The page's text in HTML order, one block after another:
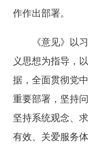
作作出部署。
《意见》以习
义思想为指导，
据，全面贯彻党
重要部署，坚持
坚持系统观念、
有效、关爱服务